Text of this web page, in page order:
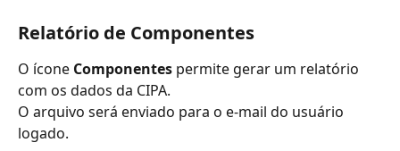
Relatório de Componentes
O ícone Componentes permite gerar um relatório
com os dados da CIPA.
O arquivo será enviado para o e-mail do usuário
logado.